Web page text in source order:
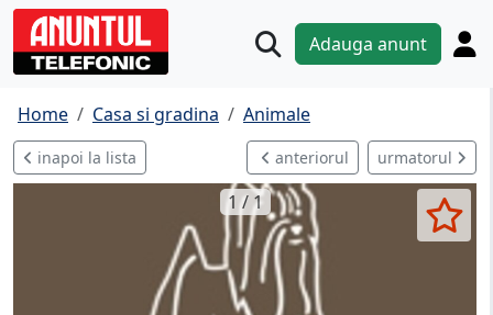
Adauga anunt
Home Casa si gradina Animale
inapoi la lista anteriorul urmatorul
1 / 1